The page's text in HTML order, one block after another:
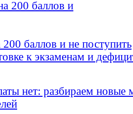
баллов и не поступить
к экзаменам и